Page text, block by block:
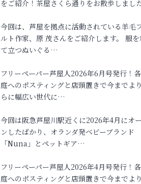
をご紹介！茶屋さくら通りをお散歩しまし
今回は、芦屋を拠点に活動されている羊毛
ルト作家、原 茂さんをご紹介します。 服を
て立つぬいぐる…
フリーペーパー芦屋人2026年6月号発行！
庭へのポスティングと店頭置きで今までよ
らに幅広い世代に…
今回は阪急芦屋川駅近くに2026年4月にオ
ンしたばかり、オランダ発ベビーブランド
「Nuna」とペットギア…
フリーペーパー芦屋人2026年4月号発行！
庭へのポスティングと店頭置きで今までよ